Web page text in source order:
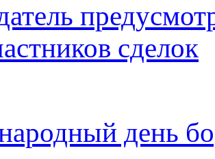
сделок
день